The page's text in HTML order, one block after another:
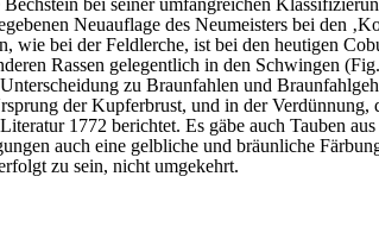
bei seiner umfangreichen
Neuauflage des Neumeisters bei den
wie bei der Feldlerche, ist bei den heutigen
Rassen gelegentlich in den Schwingen
zu Braunfahlen und
der Kupferbrust, und in der
1772 berichtet. Es gäbe auch Tauben
auch eine gelbliche und bräunliche
zu sein, nicht umgekehrt.